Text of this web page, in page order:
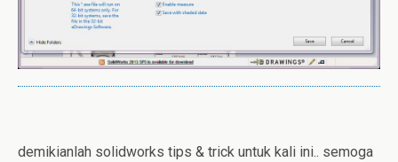
demikianlah solidworks tips & trick untuk kali ini.. semoga